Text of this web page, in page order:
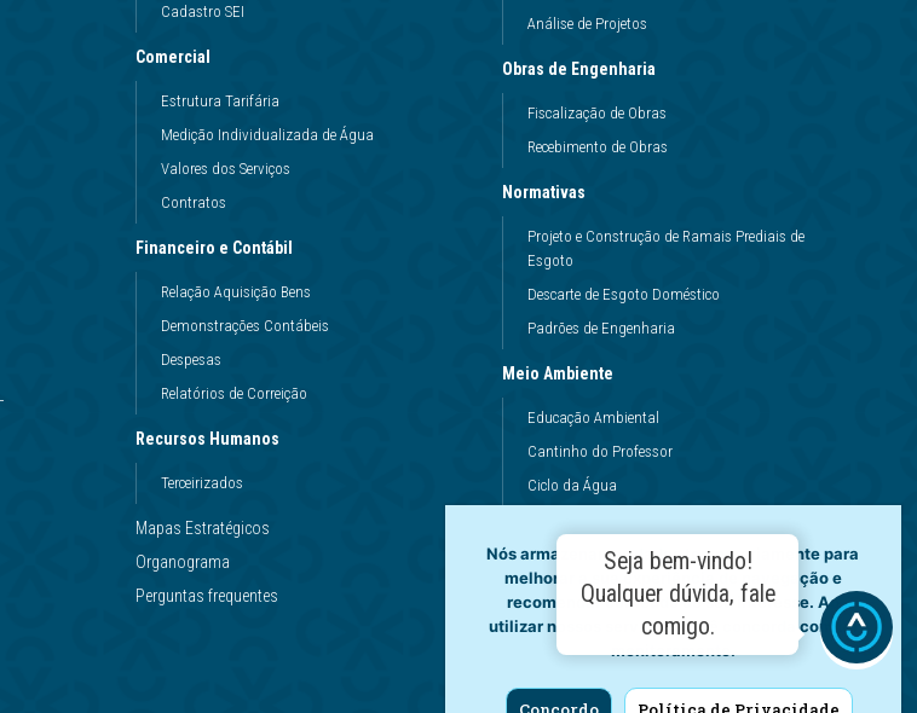
Cadastro SEI
Comercial
Estrutura Tarifária
Medição Individualizada de Água
Valores dos Serviços
Contratos
Financeiro e Contábil
Relação Aquisição Bens
Demonstrações Contábeis
Despesas
Relatórios de Correição
Recursos Humanos
Terceirizados
Mapas Estratégicos
Organograma
Perguntas frequentes
Análise de Projetos
Obras de Engenharia
Fiscalização de Obras
Recebimento de Obras
Normativas
Projeto e Construção de Ramais Prediais de
Esgoto
Descarte de Esgoto Doméstico
Padrões de Engenharia
Meio Ambiente
Educação Ambiental
Cantinho do Professor
Ciclo da Água
Dinâmicas da Escola
Princípios de Higiene
Utilização da Água
Fale Conosco
Nós armazenamos dados temporariamente para
melhorar a sua experiência de navegação e
recomendar conteúdo de seu interesse. Ao
utilizar nossos serviços, você concorda com tal
Seja bem-vindo!
Qualquer dúvida, fale
comigo.